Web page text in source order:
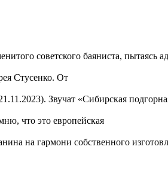
советского баяниста, пытаясь
Стусенко. От
Звучат «Сибирская
что это европейская
на гармони собственного